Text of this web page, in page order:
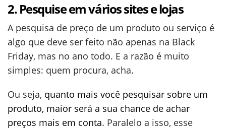
2. Pesquise em vários sites e lojas
A pesquisa de preço de um produto ou serviço é
algo que deve ser feito não apenas na Black
Friday, mas no ano todo. E a razão é muito
simples: quem procura, acha.
Ou seja, quanto mais você pesquisar sobre um
produto, maior será a sua chance de achar
preços mais em conta. Paralelo a isso, esse